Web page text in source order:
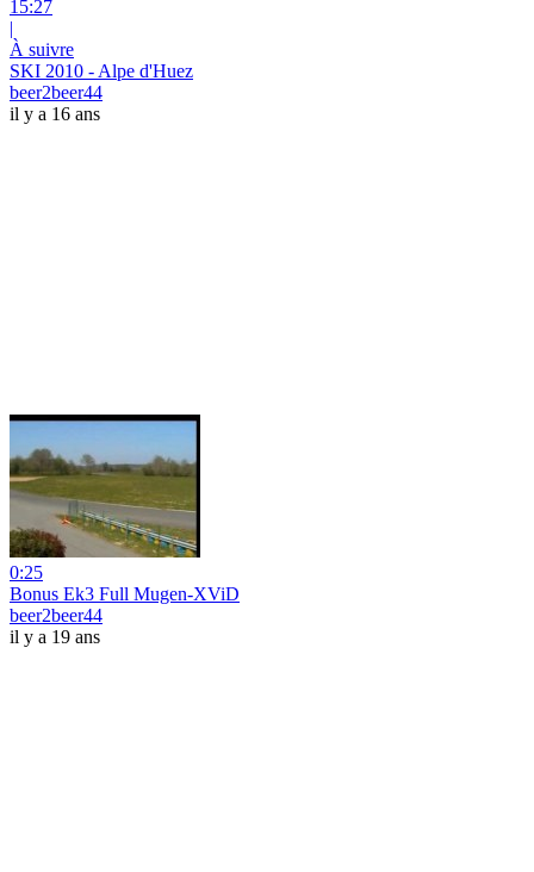
15:27
|
À suivre
SKI 2010 - Alpe d'Huez
beer2beer44
il y a 16 ans
0:25
Bonus Ek3 Full Mugen-XViD
beer2beer44
il y a 19 ans